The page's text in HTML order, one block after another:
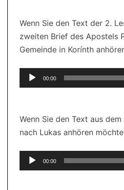
Wenn Sie den Text der 2.
zweiten Brief des Apostels
Gemeinde in Korínth
Audio-
Player
00:00
Wenn Sie den Text aus
nach Lukas anhören
Audio-
Player
00:00